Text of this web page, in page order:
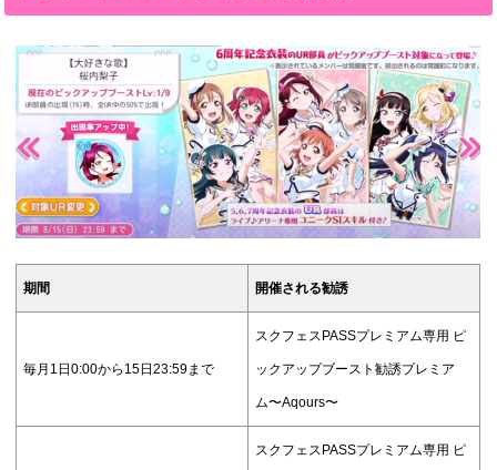
期間 開催される勧誘
毎月1日0:00から15日23:59まで
スクフェスPASSプレミアム専用 ピ
ックアップブースト勧誘プレミア
ム〜Aqours〜
スクフェスPASSプレミアム専用 ピ